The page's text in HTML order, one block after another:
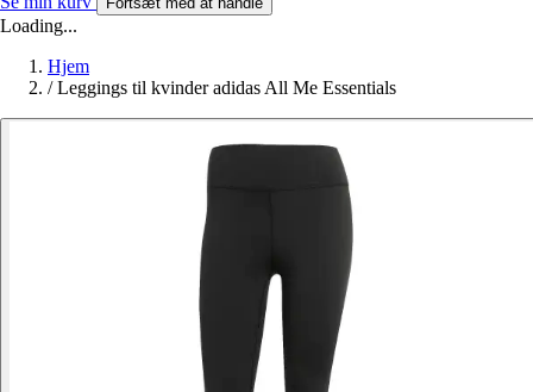
Loading...
Hjem
/ Leggings til kvinder adidas All Me Essentials